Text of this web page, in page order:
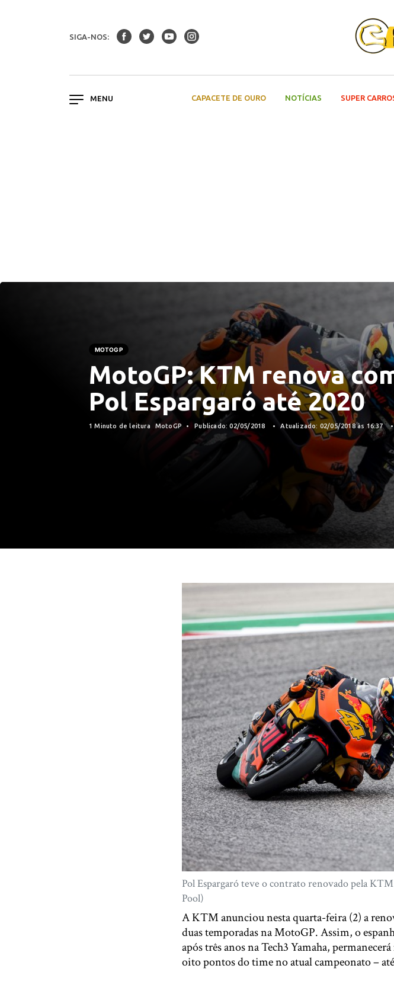
SIGA-NOS:
CAPACETE DE OURO NOTÍCIAS SUPER
MOTOGP
MotoGP: KTM renova
Pol Espargaró até 2020
1 Minuto de leitura MotoGP Publicado: 02/05/2018 Atualizado: 02/05/2018 às 16:37
Pol Espargaró teve o contrato renovado pela
Pool)
A KTM anunciou nesta quarta-feira (2) a
duas temporadas na MotoGP. Assim, o
após três anos na Tech3 Yamaha,
oito pontos do time no atual campeonato –